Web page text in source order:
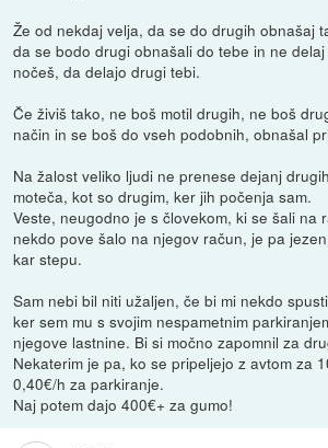
Že od nekdaj velja, da se do drugih obnašaj
da se bodo drugi obnašali do tebe in ne
nočeš, da delajo drugi tebi.
Če živiš tako, ne boš motil drugih, ne boš
način in se boš do vseh podobnih, obnašal
Na žalost veliko ljudi ne prenese dejanj
moteča, kot so drugim, ker jih počenja sam.
Veste, neugodno je s človekom, ki se šali na
nekdo pove šalo na njegov račun, je pa
kar stepu.
Sam nebi bil niti užaljen, če bi mi nekdo
ker sem mu s svojim nespametnim
njegove lastnine. Bi si močno zapomnil za
Nekaterim je pa, ko se pripeljejo z avtom za
0,40€/h za parkiranje.
Naj potem dajo 400€+ za gumo!